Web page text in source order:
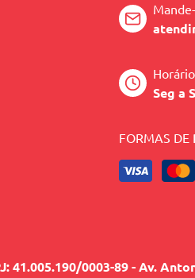
Seg a
FORMAS DE
41.005.190/0003-89 - Av.